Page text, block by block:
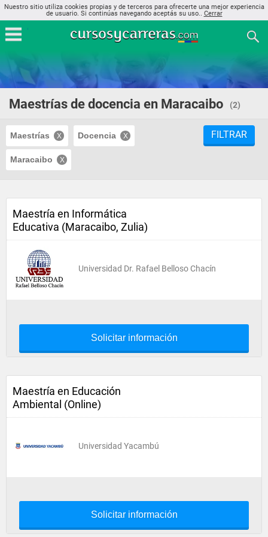
Nuestro sitio utiliza cookies propias y de terceros para ofrecerte una mejor experiencia
de usuario. Si continúas navegando aceptás su uso.. Cerrar
Maestrías de docencia en Maracaibo (2)
Maestrías Docencia
Maracaibo
FILTRAR
Maestría en Informática
Educativa (Maracaibo, Zulia)
Universidad Dr. Rafael Belloso Chacín
Solicitar información
Maestría en Educación
Ambiental (Online)
Universidad Yacambú
Solicitar información